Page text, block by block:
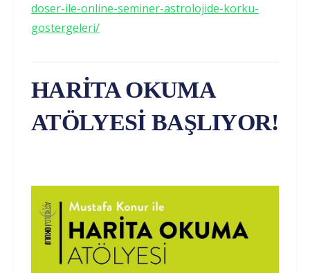
doser-ile-online-seminer-astrolojide-korku-
gostergeleri/
HARİTA OKUMA
ATÖLYESİ BAŞLIYOR!